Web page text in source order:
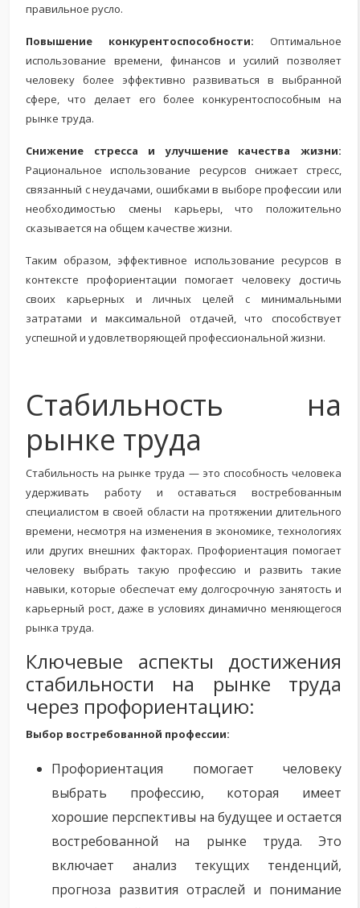
правильное русло.
Повышение конкурентоспособности: Оптимальное
использование времени, финансов и усилий позволяет
человеку более эффективно развиваться в выбранной
сфере, что делает его более конкурентоспособным на
рынке труда.
Снижение стресса и улучшение качества жизни:
Рациональное использование ресурсов снижает стресс,
связанный с неудачами, ошибками в выборе профессии или
необходимостью смены карьеры, что положительно
сказывается на общем качестве жизни.
Таким образом, эффективное использование ресурсов в
контексте профориентации помогает человеку достичь
своих карьерных и личных целей с минимальными
затратами и максимальной отдачей, что способствует
успешной и удовлетворяющей профессиональной жизни.
Стабильность на
рынке труда
Стабильность на рынке труда — это способность человека
удерживать работу и оставаться востребованным
специалистом в своей области на протяжении длительного
времени, несмотря на изменения в экономике, технологиях
или других внешних факторах. Профориентация помогает
человеку выбрать такую профессию и развить такие
навыки, которые обеспечат ему долгосрочную занятость и
карьерный рост, даже в условиях динамично меняющегося
рынка труда.
Ключевые аспекты достижения
стабильности на рынке труда
через профориентацию:
Выбор востребованной профессии:
Профориентация помогает человеку
выбрать профессию, которая имеет
хорошие перспективы на будущее и остается
востребованной на рынке труда. Это
включает анализ текущих тенденций,
прогноза развития отраслей и понимание